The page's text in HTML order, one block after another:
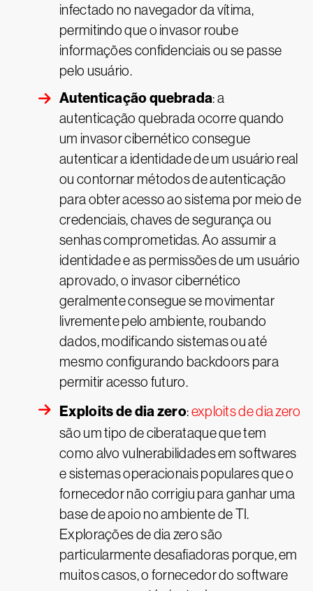
infectado no navegador da vítima,
permitindo que o invasor roube
informações confidenciais ou se passe
pelo usuário.
Autenticação quebrada: a
autenticação quebrada ocorre quando
um invasor cibernético consegue
autenticar a identidade de um usuário real
ou contornar métodos de autenticação
para obter acesso ao sistema por meio de
credenciais, chaves de segurança ou
senhas comprometidas. Ao assumir a
identidade e as permissões de um usuário
aprovado, o invasor cibernético
geralmente consegue se movimentar
livremente pelo ambiente, roubando
dados, modificando sistemas ou até
mesmo configurando backdoors para
permitir acesso futuro.
Exploits de dia zero:exploits de dia zero
são um tipo de ciberataque que tem
como alvo vulnerabilidades em softwares
e sistemas operacionais populares que o
fornecedor não corrigiu para ganhar uma
base de apoio no ambiente de TI.
Explorações de dia zero são
particularmente desafiadoras porque, em
muitos casos, o fornecedor do software